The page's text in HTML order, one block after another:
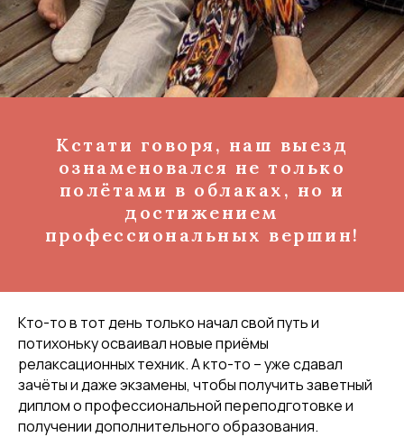
Кстати говоря, наш выезд
ознаменовался не только
полётами в облаках, но и
достижением
профессиональных вершин!
Кто-то в тот день только начал свой путь и
потихоньку осваивал новые приёмы
релаксационных техник. А кто-то – уже сдавал
зачёты и даже экзамены, чтобы получить заветный
диплом о профессиональной переподготовке и
получении дополнительного образования.